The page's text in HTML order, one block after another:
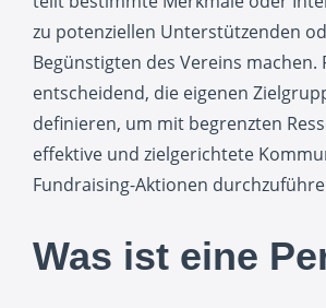
zu potenziellen Unterstützenden
Begünstigten des Vereins machen.
entscheidend, die eigenen
definieren, um mit begrenzten
effektive und zielgerichtete
Fundraising-Aktionen
Was ist eine